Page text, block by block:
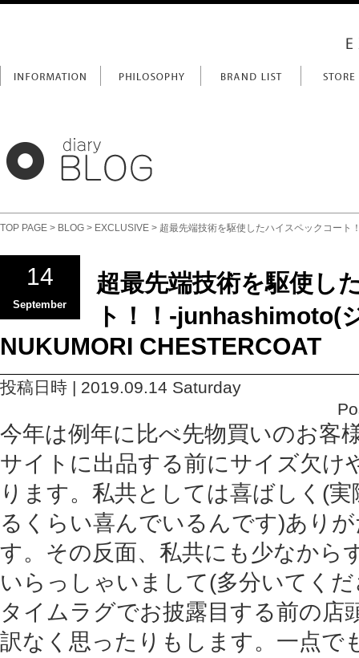
TOP PAGE > BLOG > EXCLUSIVE > 超最先端技術を駆使したハイスペックコー
14
September
超最先端技術を駆使し
ト！！-junhashimoto(
NUKUMORI CHESTERCOAT
投稿日時 | 2019.09.14 Saturday
今年は例年に比べ先物買いのお客
サイトに出品する前にサイズ欠け
ります。私共としては喜ばしく(
るくらい喜んでいるんです)あり
す。その反面、私共にも少なから
いらっしゃいまして(多分いてく
タイムラグでお披露目する前の店
訳なく思ったりもします。一点で